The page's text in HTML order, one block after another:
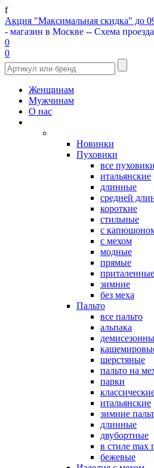
f
Акция "Максимальная скидка" до
- магазин в Москве -- Схема
0
0
Женщинам
Мужчинам
О нас
Новинки
Пуховики
все пуховики
итальянские
длинные
средней
короткие
стильные
с
с мехом
модные
прямые
приталенные
зимние
без меха
Пальто
все пальто
альпака
шерстяные
пальто на
парки
итальянские
зимние
длинные
двубортные
в стиле max
бежевые